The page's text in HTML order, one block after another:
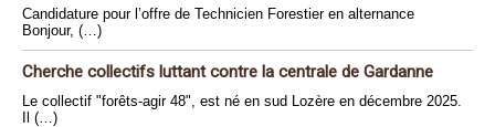
Candidature pour l’offre de Technicien Forestier en alternance
Bonjour, (…)
Cherche collectifs luttant contre la centrale de Gardanne
Le collectif "forêts-agir 48", est né en sud Lozère en décembre 2025.
Il (…)